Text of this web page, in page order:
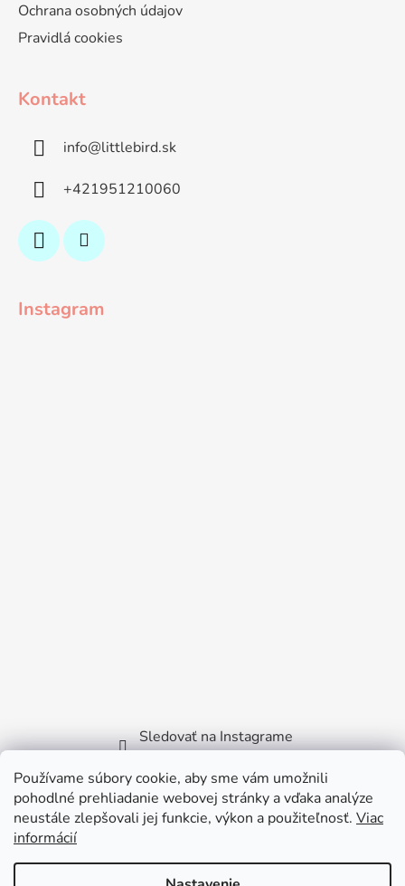
Používame súbory cookie, aby sme vám umožnili
pohodlné prehliadanie webovej stránky a vďaka analýze
neustále zlepšovali jej funkcie, výkon a použiteľnosť. Viac
informácií
Ochrana osobných údajov
Pravidlá cookies
Kontakt
info@littlebird.sk
+421951210060
Instagram
Sledovať na Instagrame
Facebook